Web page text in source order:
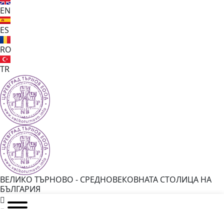
EN
ES
RO
TR
ВЕЛИКО ТЪРНОВО - СРЕДНОВЕКОВНАТА СТОЛИЦА НА
БЪЛГАРИЯ